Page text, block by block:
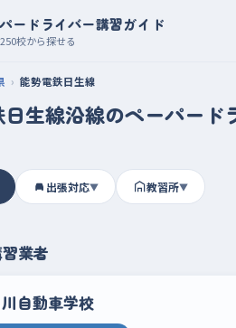
ードライバー講習ガイド
校から探せる
能勢電鉄日生線
生線沿線のペーパード
出張対応▼ 教習所▼
業者
自動車学校